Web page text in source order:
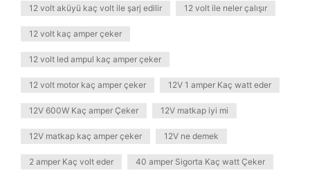
12 volt aküyü kaç volt ile şarj edilir 12 volt ile neler çalışır
12 volt kaç amper çeker
12 volt led ampul kaç amper çeker
12 volt motor kaç amper çeker 12V 1 amper Kaç watt eder
12V 600W Kaç amper Çeker 12V matkap iyi mi
12V matkap kaç amper çeker 12V ne demek
2 amper Kaç volt eder 40 amper Sigorta Kaç watt Çeker